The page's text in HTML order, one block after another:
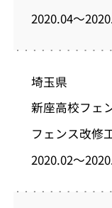
2020.04～
埼玉県
新座高校フェ
フェンス改修
2020.02～